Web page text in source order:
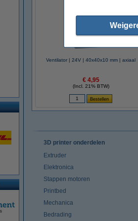
Ventilator | 24V | 40x40x10 mm | axiaal
€ 4,95
(Incl. 21% BTW)
3D printer onderdelen
Extruder
Elektronica
Stappen motoren
Printbed
Mechanica
Bedrading